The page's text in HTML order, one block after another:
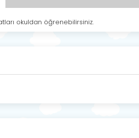
okuldan öğrenebilirsiniz.